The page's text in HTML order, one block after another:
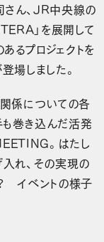
ん、JR中央線の
」を展開して
るプロジェクトを
場しました。
係についての各
巻き込んだ活発
。はたし
入れ、その実現の
イベントの様子